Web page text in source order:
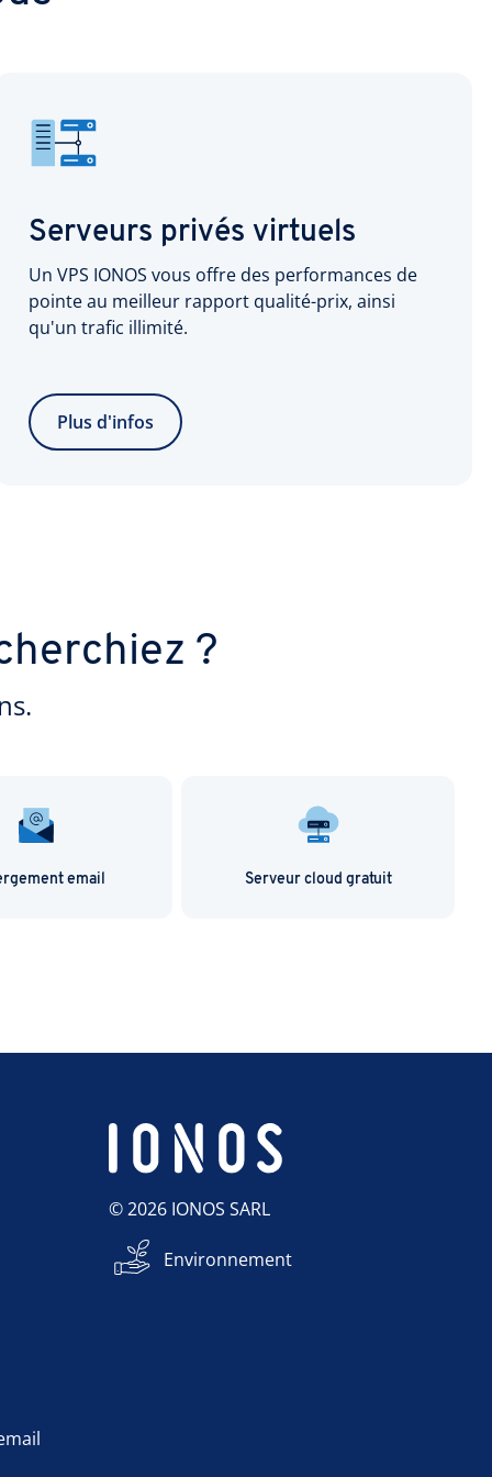
Serveurs privés virtuels
Un VPS IONOS vous offre des performances de
pointe au meilleur rapport qualité-prix, ainsi
qu'un trafic illimité.
Plus d'infos
?
email Serveur cloud gratuit
© 2026 IONOS SARL
Environnement